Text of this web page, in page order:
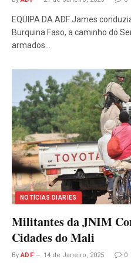
EQUIPA DA ADF James
Burquina Faso, a caminho do
armados…
NOTÍCIAS DIARIES
Militantes da JNIM
Cidades do Mali
By ADF 14 de Janeiro, 2025 0